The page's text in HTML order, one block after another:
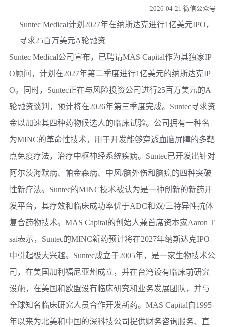
2026-04-21 微信公众号
Suntec Medical计划2027年在纳斯达克进行1亿美元IPO，
寻求25百万美元A轮融资
Suntec Medical公司宣布，已聘请MAS Capital作为其独家IP
O顾问，计划在2027年第二季度进行1亿美元的纳斯达克IP
O。同时，Suntec正在与风险投资公司进行25百万美元的A
轮融资谈判，预计将在2026年第三季度完成。Suntec寻求资
金以加速其四种药物候选人的临床试验。公司拥有一种名
为MINC的革命性技术，用于开发能够穿透血脑屏障的多靶
点免疫疗法，治疗中枢神经系统疾病。Suntec已开发出针对
阿尔茨海默病、帕金森病、中风/脑外伤和脑癌的四种突破
性新疗法。Suntec的MINC技术被认为是一种创新的新药开
发平台，其疗效和临床成功率优于ADC和双/三特异性抗体
复合药物技术。MAS Capital的创始人兼首席资本家Aaron T
sai表示，Suntec的MINC新药预计将在2027年纳斯达克IPO
中引起极大兴趣。Suntec成立于2005年，是一家生物技术公
司，在美国加利福尼亚州成立，并在台湾设有临床前研究
设施，在美国和欧盟设有临床研究和业务发展团队，并与
全球知名临床研究人员合作开发新药。MAS Capital自1995
年以来为北美和中国的深科技公司提供财务咨询服务、直